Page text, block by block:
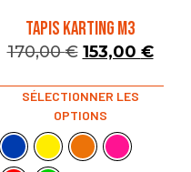
TAPIS KARTING M3
170,00€ 153,00 €
SÉLECTIONNER LES
OPTIONS